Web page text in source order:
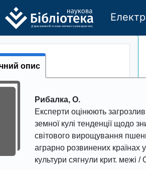
Державного бі отехно логічно го універси тету
опис
Рибалка, О.
Експерти оцінюють
земної кулі тенденції щодо
світового вирощування
аграрно розвинених країнах
культури сягнули крит. межі